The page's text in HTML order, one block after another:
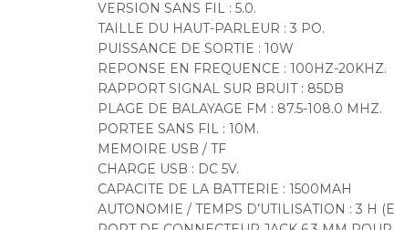
VERSION SANS FIL : 5.0.
TAILLE DU HAUT-PARLEUR : 3 PO.
PUISSANCE DE SORTIE : 10W
REPONSE EN FREQUENCE : 100HZ-20KHZ.
RAPPORT SIGNAL SUR BRUIT : 85DB
PLAGE DE BALAYAGE FM : 87.5-108.0 MHZ.
PORTEE SANS FIL : 10M.
MEMOIRE USB / TF
CHARGE USB : DC 5V.
CAPACITE DE LA BATTERIE : 1500MAH
AUTONOMIE / TEMPS D’UTILISATION : 3 H